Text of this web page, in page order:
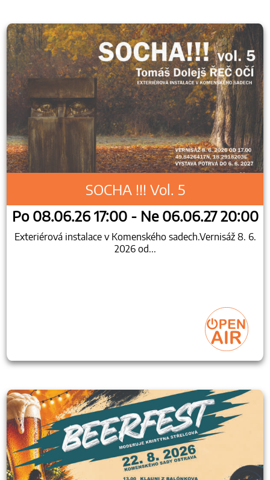
SOCHA !!! Vol. 5
Po 08.06.26 17:00 - Ne 06.06.27 20:00
Exteriérová instalace v Komenského sadech.Vernisáž 8. 6.
2026 od...